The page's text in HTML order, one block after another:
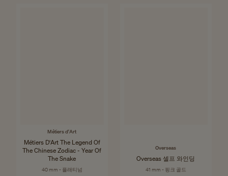
Métiers d'Art
Métiers D'Art The Legend Of
The Chinese Zodiac - Year Of
The Snake
40 mm - 플래티넘
Overseas
Overseas 셀프 와인딩
41 mm - 핑크 골드